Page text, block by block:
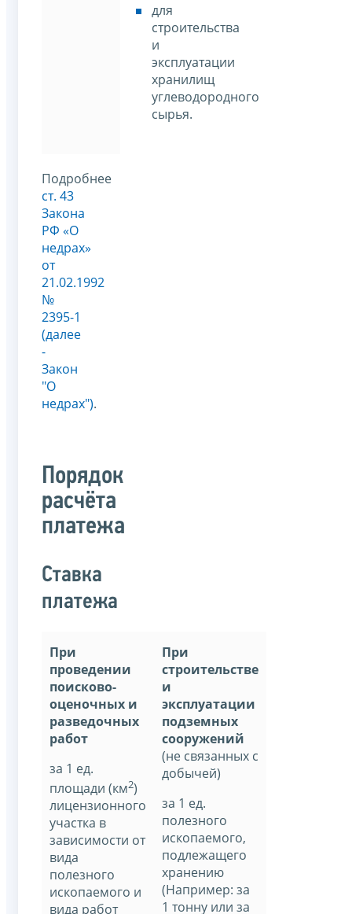
для
строительства
и
эксплуатации
хранилищ
углеводородного
сырья.
Подробнее
ст. 43
Закона
РФ «О
недрах»
от
21.02.1992
№
2395-1
(далее
-
Закон
"О
недрах").
Порядок
расчёта
платежа
Ставка
платежа
При
проведении
поисково-
оценочных и
разведочных
работ
за 1 ед.
площади (км2)
лицензионного
участка в
зависимости от
вида
полезного
ископаемого и
вида работ
При
строительстве
и
эксплуатации
подземных
сооружений
(не связанных с
добычей)
за 1 ед.
полезного
ископаемого,
подлежащего
хранению
(Например: за
1 тонну или за